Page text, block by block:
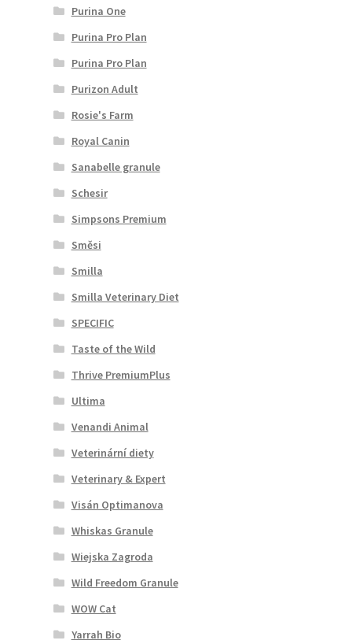
Purina One
Purina Pro Plan
Purina Pro Plan
Purizon Adult
Rosie's Farm
Royal Canin
Sanabelle granule
Schesir
Simpsons Premium
Směsi
Smilla
Smilla Veterinary Diet
SPECIFIC
Taste of the Wild
Thrive PremiumPlus
Ultima
Venandi Animal
Veterinární diety
Veterinary & Expert
Visán Optimanova
Whiskas Granule
Wiejska Zagroda
Wild Freedom Granule
WOW Cat
Yarrah Bio